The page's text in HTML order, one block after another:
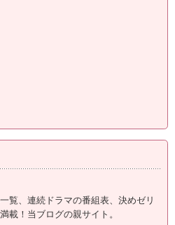
覧、連続ドラマの番組表、決めゼリ
載！当ブログの親サイト。